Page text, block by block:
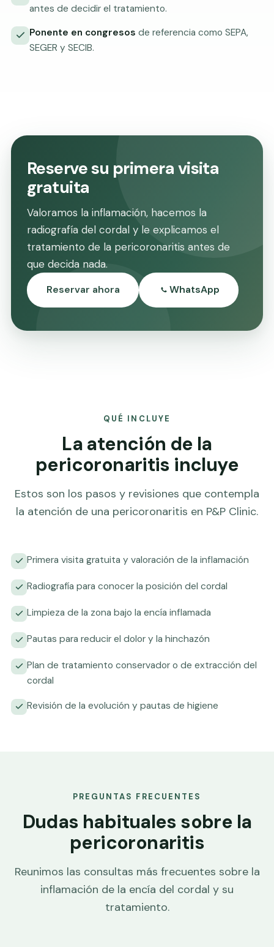
antes de decidir el tratamiento.
Ponente en congresos de referencia como SEPA,
SEGER y SECIB.
Reserve su primera visita
gratuita
Valoramos la inflamación, hacemos la
radiografía del cordal y le explicamos el
tratamiento de la pericoronaritis antes de
que decida nada.
Reservar ahora WhatsApp
QUÉ INCLUYE
La atención de la
pericoronaritis incluye
Estos son los pasos y revisiones que contempla
la atención de una pericoronaritis en P&P Clinic.
Primera visita gratuita y valoración de la inflamación
Radiografía para conocer la posición del cordal
Limpieza de la zona bajo la encía inflamada
Pautas para reducir el dolor y la hinchazón
Plan de tratamiento conservador o de extracción del
cordal
Revisión de la evolución y pautas de higiene
PREGUNTAS FRECUENTES
Dudas habituales sobre la
pericoronaritis
Reunimos las consultas más frecuentes sobre la
inflamación de la encía del cordal y su
tratamiento.